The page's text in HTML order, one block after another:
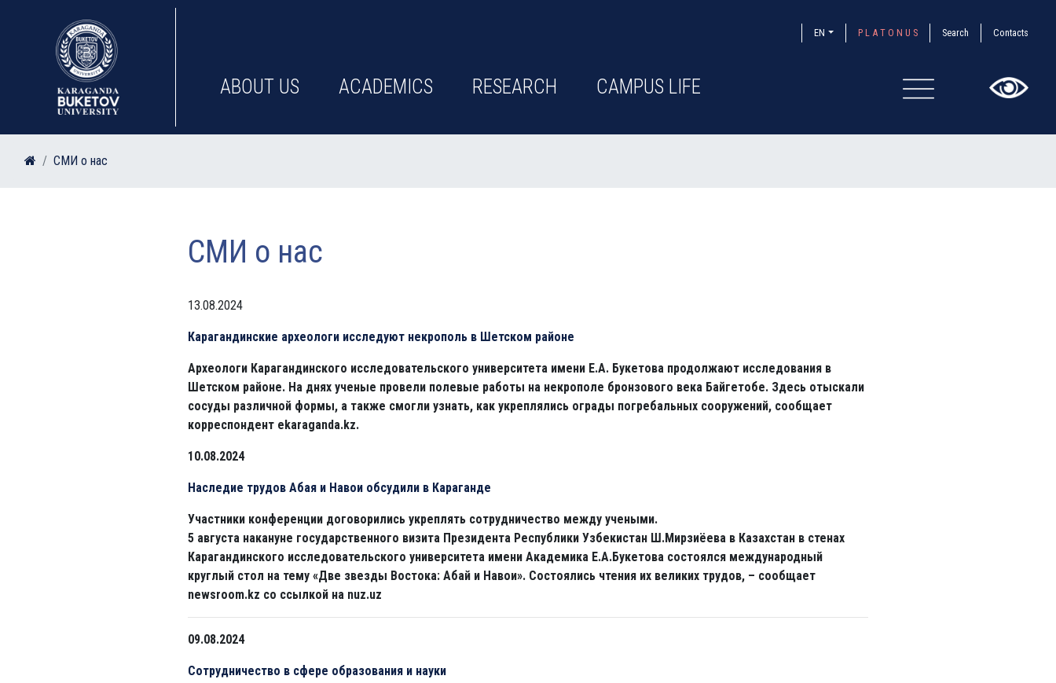
EN P L A T O N U S Search Contacts
ABOUT US ACADEMICS RESEARCH CAMPUS LIFE
СМИ о нас
СМИ о нас
13.08.2024
Карагандинские археологи исследуют некрополь в Шетском районе
Археологи Карагандинского исследовательского университета имени Е.А. Букетова продолжают исследования в
Шетском районе. На днях ученые провели полевые работы на некрополе бронзового века Байгетобе. Здесь отыскали
сосуды различной формы, а также смогли узнать, как укреплялись ограды погребальных сооружений, сообщает
корреспондент ekaraganda.kz.
10.08.2024
Наследие трудов Абая и Навои обсудили в Караганде
Участники конференции договорились укреплять сотрудничество между учеными.
5 августа накануне государственного визита Президента Республики Узбекистан Ш.Мирзиёева в Казахстан в стенах
Карагандинского исследовательского университета имени Академика Е.А.Букетова состоялся международный
круглый стол на тему «Две звезды Востока: Абай и Навои». Состоялись чтения их великих трудов, – сообщает
newsroom.kz со ссылкой на nuz.uz
09.08.2024
Сотрудничество в сфере образования и науки